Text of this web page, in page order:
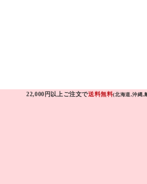
22,000円以上ご注文で送料無料(北海道,沖縄,